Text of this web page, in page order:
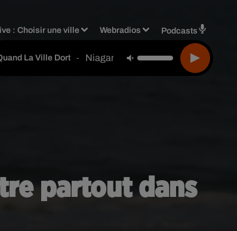
:Choisir une ville Webradios Podcasts
La Ville Dort - Niagara
partout dans